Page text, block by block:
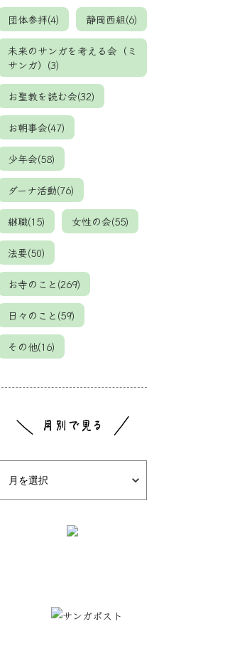
団体参拝(4) 静岡西組(6)
未来のサンガを考える会（ミ
サンガ）(3)
お聖教を読む会(32)
お朝事会(47)
少年会(58)
ダーナ活動(76)
継職(15) 女性の会(55)
法要(50)
お寺のこと(269)
日々のこと(59)
その他(16)